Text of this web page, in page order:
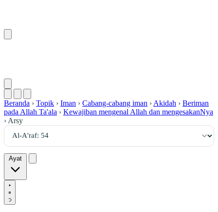
Beranda › Topik › Iman › Cabang-cabang iman › Akidah › Beriman
pada Allah Ta'ala › Kewajiban mengenal Allah dan mengesakanNya
› Arsy
Ayat